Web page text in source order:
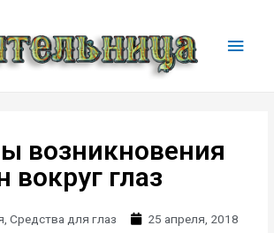
возникновения
глаз
,Средства для глаз 25 апреля, 2018